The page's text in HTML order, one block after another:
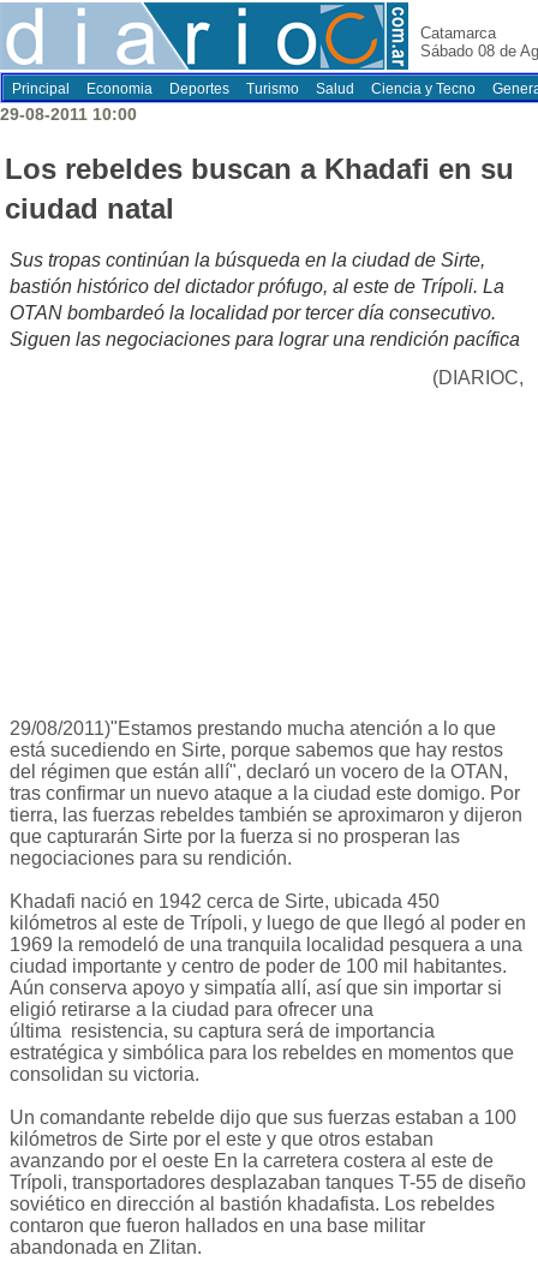
Catamarca
Sábado 08 de
Principal Economia Deportes Turismo Salud Ciencia y Tecno
29-08-2011 10:00
Los rebeldes buscan a Khadafi en su
ciudad natal
Sus tropas continúan la búsqueda en la ciudad de Sirte,
bastión histórico del dictador prófugo, al este de Trípoli. La
OTAN bombardeó la localidad por tercer día consecutivo.
Siguen las negociaciones para lograr una rendición pacífica
(DIARIOC,
29/08/2011)"Estamos prestando mucha atención a lo que
está sucediendo en Sirte, porque sabemos que hay restos
del régimen que están allí", declaró un vocero de la OTAN,
tras confirmar un nuevo ataque a la ciudad este domigo. Por
tierra, las fuerzas rebeldes también se aproximaron y dijeron
que capturarán Sirte por la fuerza si no prosperan las
negociaciones para su rendición.
Khadafi nació en 1942 cerca de Sirte, ubicada 450
kilómetros al este de Trípoli, y luego de que llegó al poder en
1969 la remodeló de una tranquila localidad pesquera a una
ciudad importante y centro de poder de 100 mil habitantes.
Aún conserva apoyo y simpatía allí, así que sin importar si
eligió retirarse a la ciudad para ofrecer una
última resistencia, su captura será de importancia
estratégica y simbólica para los rebeldes en momentos que
consolidan su victoria.
Un comandante rebelde dijo que sus fuerzas estaban a 100
kilómetros de Sirte por el este y que otros estaban
avanzando por el oeste En la carretera costera al este de
Trípoli, transportadores desplazaban tanques T-55 de diseño
soviético en dirección al bastión khadafista. Los rebeldes
contaron que fueron hallados en una base militar
abandonada en Zlitan.